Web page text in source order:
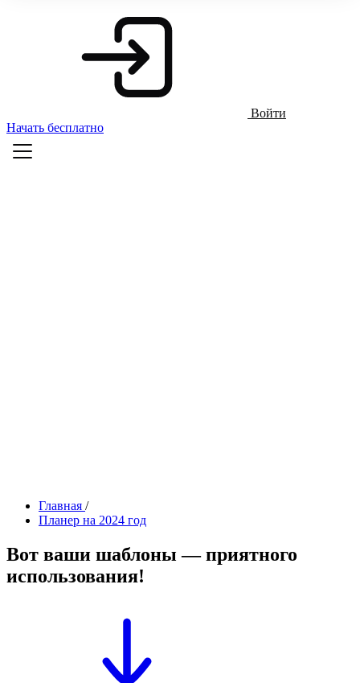
Войти
Начать бесплатно
Главная /
Планер на 2024 год
Вот ваши шаблоны— приятного
использования!